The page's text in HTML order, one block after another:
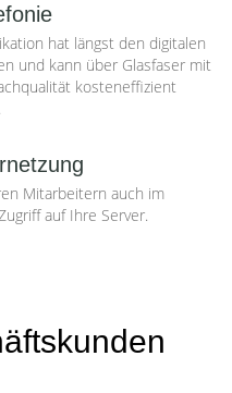
hat längst den digitalen
und kann über Glasfaser mit
kosteneffizient
Mitarbeitern auch im
auf Ihre Server.